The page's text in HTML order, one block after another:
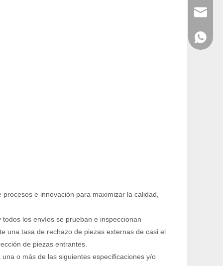
e innovación para maximizar la calidad,
los envíos se prueban e inspeccionan
una tasa de rechazo de piezas externas de casi el
de piezas entrantes.
o más de las siguientes especificaciones y/o